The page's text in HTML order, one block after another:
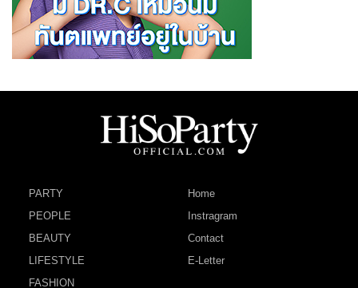
PARTY
PEOPLE
BEAUTY
LIFESTYLE
FASHION
Home
Instragram
Contact
E-Letter